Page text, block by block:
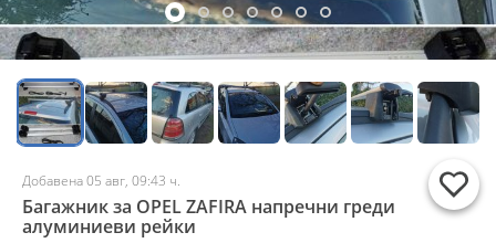
Добавена 05 авг, 09:43 ч.
Багажник за OPEL ZAFIRA напречни греди
алуминиеви рейки